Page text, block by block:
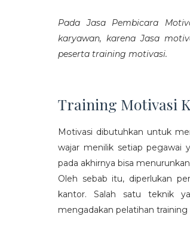
Pada Jasa Pembicara
karyawan, karena Jasa
peserta training motivasi.
Training Motivasi
Motivasi dibutuhkan untuk
wajar menilik setiap pegawai
pada akhirnya bisa
Oleh sebab itu, diperlukan
kantor. Salah satu teknik
mengadakan pelatihan training